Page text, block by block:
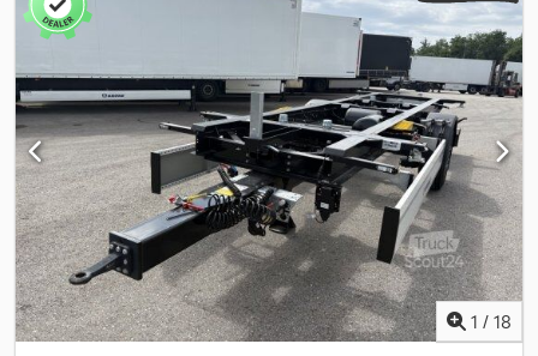
pentru roată de rezervă | Anvelope 385/65/R22.5 | Ne rezervăm
dreptul la erori, greșeli de introducere și vânzare anterioară.
1 / 18